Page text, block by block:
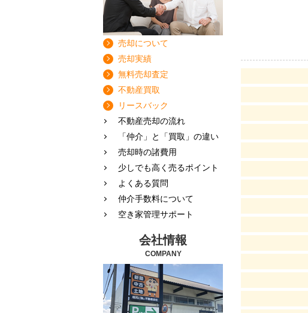
売却について
売却実績
無料売却査定
不動産買取
リースバック
不動産売却の流れ
「仲介」と「買取」の違い
売却時の諸費用
少しでも高く売るポイント
よくある質問
仲介手数料について
空き家管理サポート
会社情報
COMPANY